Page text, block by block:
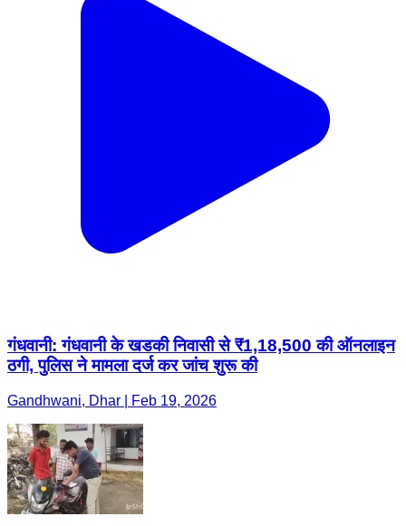
गंधवानी: गंधवानी के खडकी निवासी से ₹1,18,500 की ऑनलाइन
ठगी, पुलिस ने मामला दर्ज कर जांच शुरू की
Gandhwani, Dhar | Feb 19, 2026